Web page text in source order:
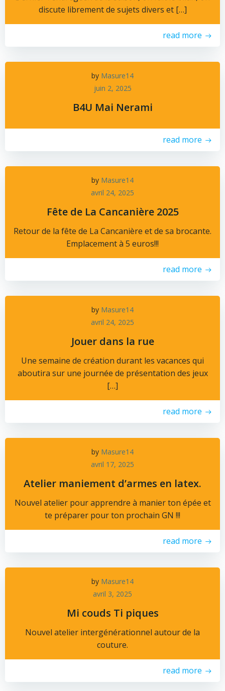
discute librement de sujets divers et […]
read more
by Masure14
juin 2, 2025
B4U Mai Nerami
read more
by Masure14
avril 24, 2025
Fête de La Cancanière 2025
Retour de la fête de La Cancanière et de sa brocante.
Emplacement à 5 euros!!!
read more
by Masure14
avril 24, 2025
Jouer dans la rue
Une semaine de création durant les vacances qui
aboutira sur une journée de présentation des jeux
[…]
read more
by Masure14
avril 17, 2025
Atelier maniement d’armes en latex.
Nouvel atelier pour apprendre à manier ton épée et
te préparer pour ton prochain GN !!!
read more
by Masure14
avril 3, 2025
Mi couds Ti piques
Nouvel atelier intergénérationnel autour de la
couture.
read more